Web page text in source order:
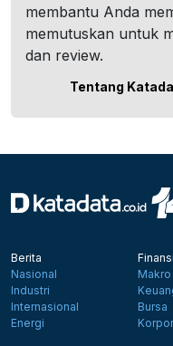
membantu Anda
memutuskan untuk
dan review.
Tentang
Berita
Nasional
Industri
Internasional
Energi
Makro
Bursa